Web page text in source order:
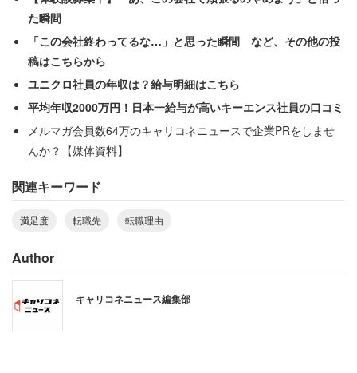
といった声が寄せられた。
2位以降、「報酬をあげたい」（42％）、「仕事の領域を
広げたい」（31％）、「今後成長できるイメージが持てな
い」（19％）、「職場の人間関係が合わない」
（18％）、「会社の将来に不安を感じる」（17％）と続
「人間関係の悪さは自らに起因。自己改善が
図れない人は、また不満を持つことに」
一方、転職後の満足度が低くなる傾向にある転職理由の上
位2つは「上司と合わない」（42％）、「職場の人間関係
た瞬間
「この会社終わってるな…」と思った瞬間 など、その他の投
稿はこちらから
ユニクロ社員の年収は？給与明細はこちら
平均年収2000万円！日本一給与が高いキーエンス社員の口コミ
メルマガ会員数64万のキャリコネニュースで企業PRをしませ
んか？【媒体資料】
関連キーワード
満足度 転職先 転職理由
Author
キャリコネニュース編集部